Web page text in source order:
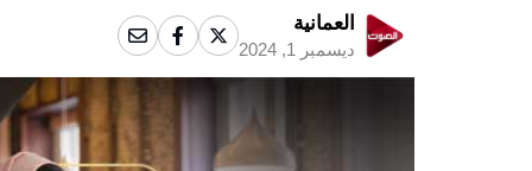
العمانية
ديسمبر 1, 2024